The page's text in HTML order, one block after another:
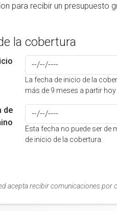
la cobertura
La fecha de inicio de la
más de 9 meses a partir hoy
de
Esta fecha no puede ser de
de inicio de la cobertura.
acepta recibir comunicaciones por